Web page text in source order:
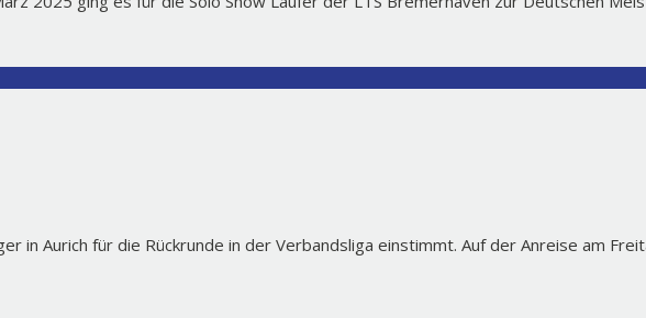
in Aurich für die Rückrunde in der Verbandsliga einstimmt. Auf der Anreise am